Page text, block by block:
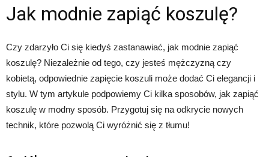
Jak modnie zapiąć koszulę?
Czy zdarzyło Ci się kiedyś zastanawiać, jak modnie zapiąć
koszulę? Niezależnie od tego, czy jesteś mężczyzną czy
kobietą, odpowiednie zapięcie koszuli może dodać Ci elegancji i
stylu. W tym artykule podpowiemy Ci kilka sposobów, jak zapiąć
koszulę w modny sposób. Przygotuj się na odkrycie nowych
technik, które pozwolą Ci wyróżnić się z tłumu!